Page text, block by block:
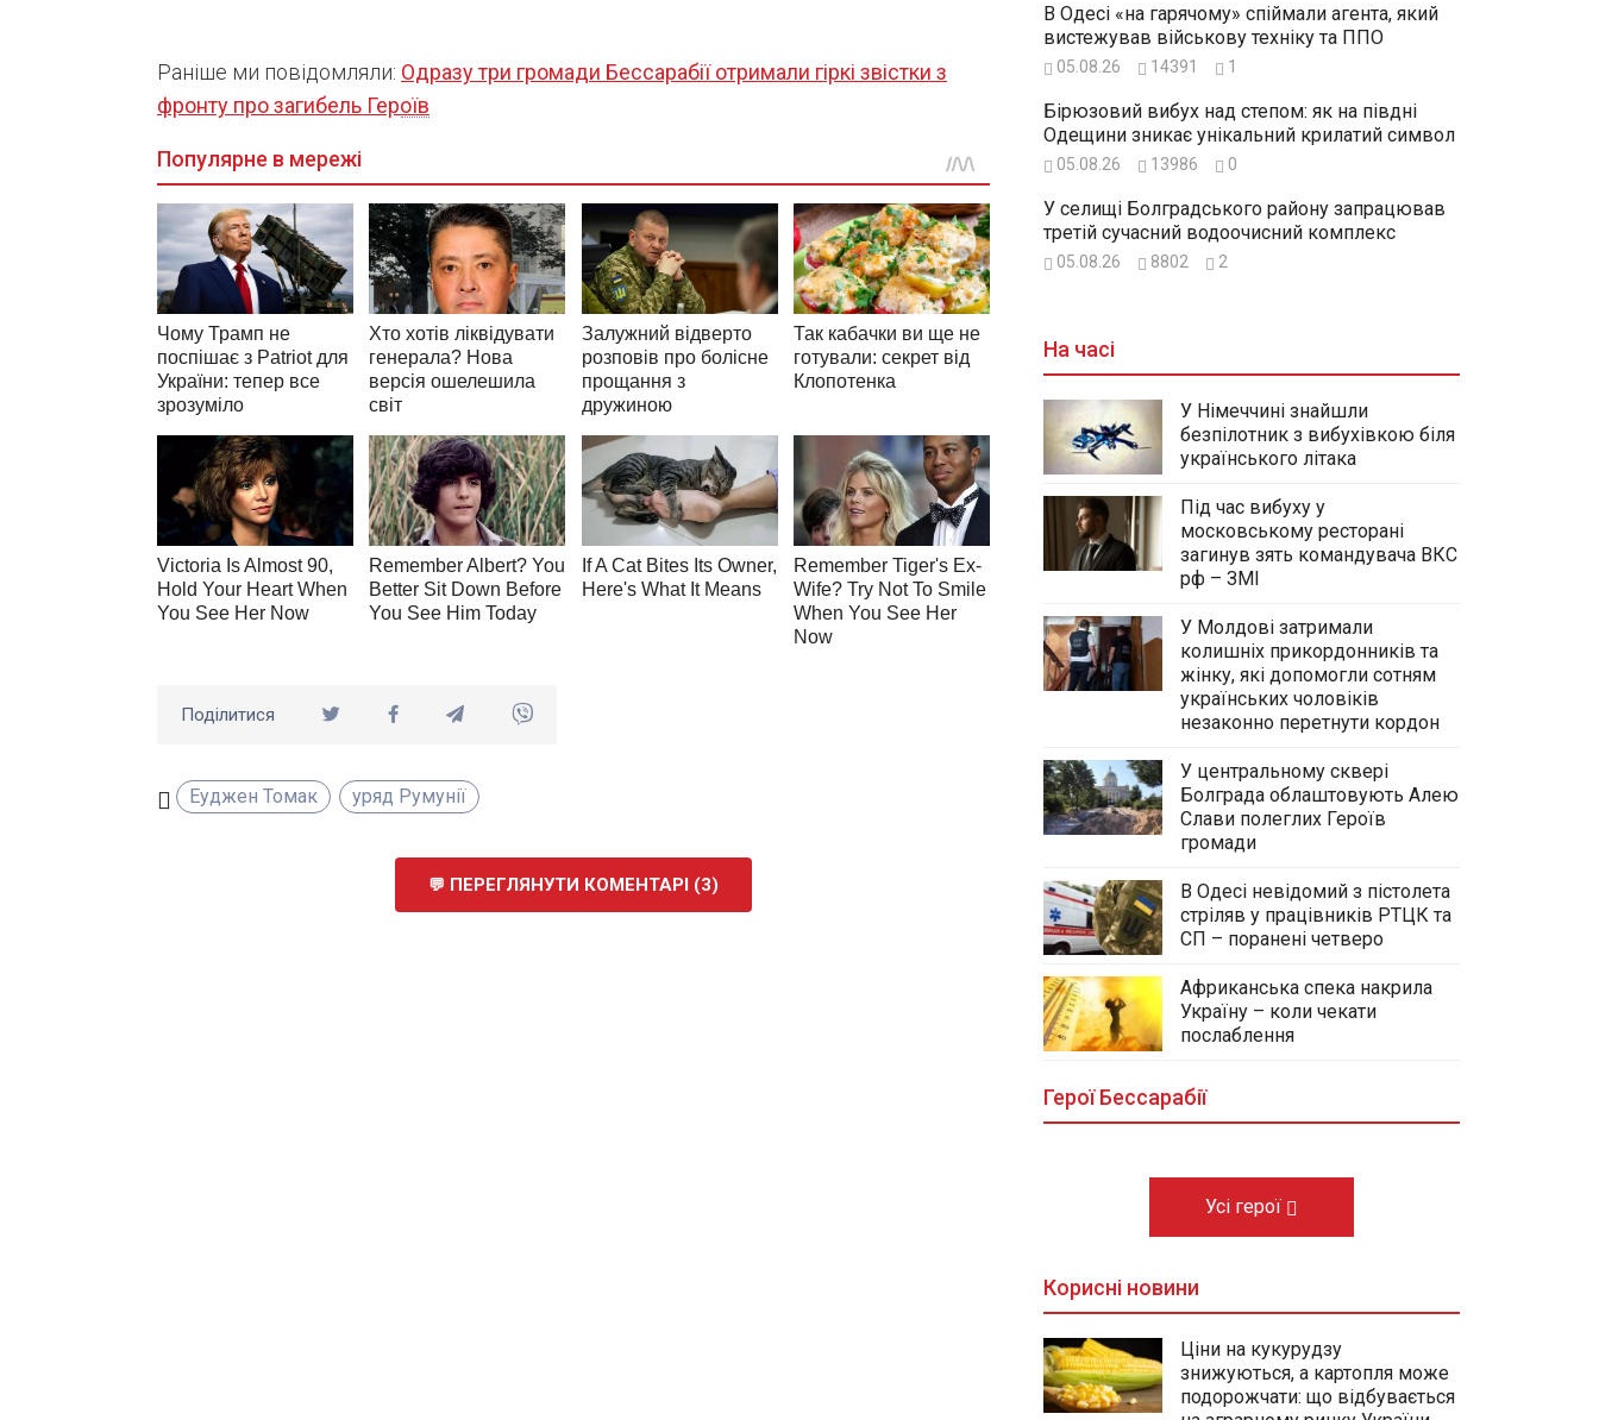
Раніше ми повідомляли: Одразу три громади Бессарабії отримали гіркі звістки з
фронту про загибель Героїв
Поділитися
Еуджен Томак уряд Румунії
ПЕРЕГЛЯНУТИ КОМЕНТАРІ (3)
В Одесі «на гарячому» спіймали агента, який
вистежував військову техніку та ППО
05.08.26 14391 1
Бірюзовий вибух над степом: як на півдні
Одещини зникає унікальний крилатий символ
05.08.26 13986 0
У селищі Болградського району запрацював
третій сучасний водоочисний комплекс
05.08.26 8802 2
На часі
У Німеччині знайшли
безпілотник з вибухівкою біля
українського літака
Під час вибуху у
московському ресторані
загинув зять командувача ВКС
рф – ЗМІ
У Молдові затримали
колишніх прикордонників та
жінку, які допомогли сотням
українських чоловіків
незаконно перетнути кордон
У центральному сквері
Болграда облаштовують Алею
Слави полеглих Героїв
громади
В Одесі невідомий з пістолета
стріляв у працівників РТЦК та
СП – поранені четверо
Африканська спека накрила
Україну – коли чекати
послаблення
Герої Бессарабії
У центральному сквері Болграда
облаштовують Алею Слави
полеглих Героїв громади
03.08.2026
Усі герої
Корисні новини
Ціни на кукурудзу
знижуються, а картопля може
подорожчати: що відбувається